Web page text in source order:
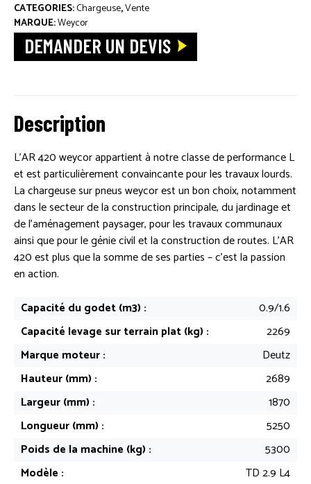
CATEGORIES:Chargeuse,Vente
MARQUE:Weycor
DEMANDER UN DEVIS
Description
L’AR 420 weycor appartient à notre classe de performance L
et est particulièrement convaincante pour les travaux lourds.
La chargeuse sur pneus weycor est un bon choix, notamment
dans le secteur de la construction principale, du jardinage et
de l’aménagement paysager, pour les travaux communaux
ainsi que pour le génie civil et la construction de routes. L’AR
420 est plus que la somme de ses parties – c’est la passion
en action.
Capacité du godet (m3) :
0.9/1.6
Capacité levage sur terrain plat (kg) :
2269
Marque moteur :
Deutz
Hauteur (mm) :
2689
Largeur (mm) :
1870
Longueur (mm) :
5250
Poids de la machine (kg) :
5300
Modèle :
TD 2.9 L4